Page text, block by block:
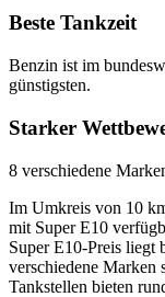
Beste Tankzeit
Benzin ist im
günstigsten.
Starker
8 verschiedene
Im Umkreis von 10
mit Super E10
Super E10-Preis liegt
verschiedene Marken
Tankstellen bieten